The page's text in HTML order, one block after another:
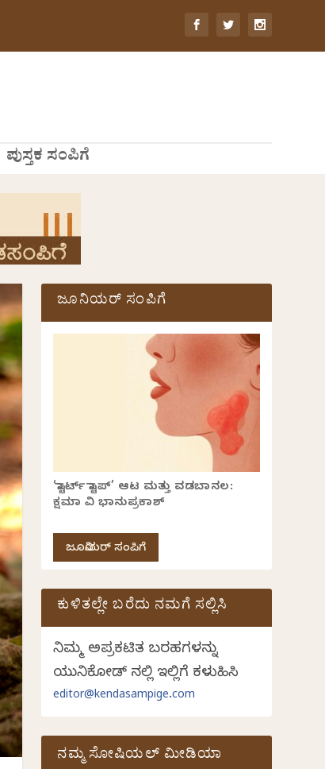
ಪುಸ್ತಕ ಸಂಪಿಗೆ
ಜೂನಿಯರ್ ಸಂಪಿಗೆ
‘ಸ್ಟಾರ್ಟ್ ಸ್ಟಾಪ್’ ಆಟ ಮತ್ತು ವಡಬಾನಲ:
ಕ್ಷಮಾ ವಿ ಭಾನುಪ್ರಕಾಶ್
ಜೂನಿಯರ್ ಸಂಪಿಗೆ
ಕುಳಿತಲ್ಲೇ ಬರೆದು ನಮಗೆ ಸಲ್ಲಿಸಿ
ನಿಮ್ಮ ಅಪ್ರಕಟಿತ ಬರಹಗಳನ್ನು
ಯುನಿಕೋಡ್ ನಲ್ಲಿ ಇಲ್ಲಿಗೆ ಕಳುಹಿಸಿ
editor@kendasampige.com
ನಮ್ಮ ಸೋಷಿಯಲ್‌ ಮೀಡಿಯಾ